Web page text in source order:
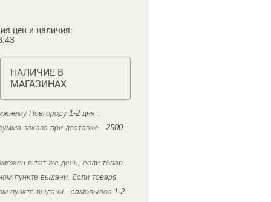
цен и наличия:
НАЛИЧИЕ В
МАГАЗИНАХ
Новгороду 1-2 дня .
заказа при доставке - 2500
в тот же день, если товар
пункте выдачи. Если товара
пункте выдачи - самовывоз 1-2